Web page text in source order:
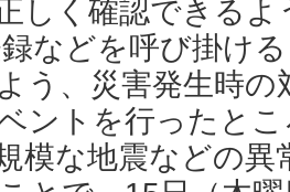
しく確認できる
などを呼び掛け
う、災害発生時
ントを行ったと
模な地震などの異